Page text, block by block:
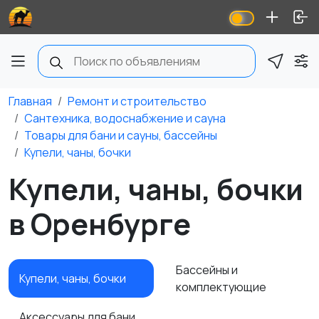
Главная
Ремонт и строительство
Сантехника, водоснабжение и сауна
Товары для бани и сауны, бассейны
Купели, чаны, бочки
Купели, чаны, бочки
в Оренбурге
Купели, чаны, бочки
Бассейны и
комплектующие